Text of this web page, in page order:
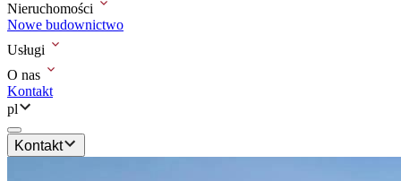
Nieruchomości
Nowe budownictwo
Usługi
O nas
Kontakt
pl
Kontakt